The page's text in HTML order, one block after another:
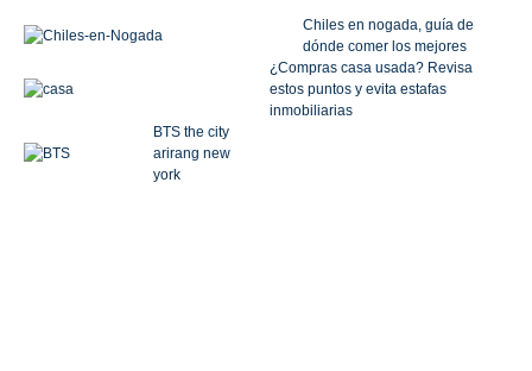
Chiles en nogada, guía de
dónde comer los mejores
¿Compras casa usada? Revisa
estos puntos y evita estafas
inmobiliarias
BTS the city
arirang new
york